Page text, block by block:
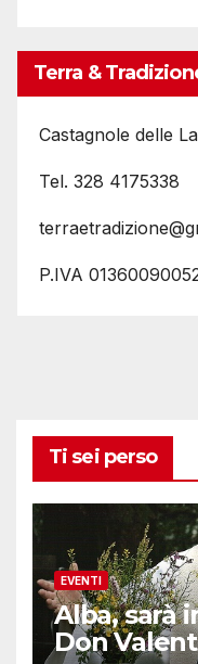
Terra &
Castagnole delle
Tel. 328 4175338
P.IVA
Ti sei perso
EVENTI
Alba, sarà
Don